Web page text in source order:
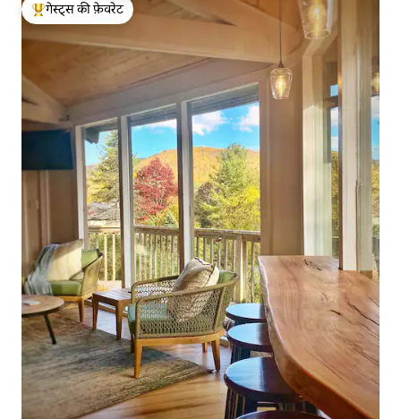
गेस्ट्स का टॉप फ़ेवरेट
गेस्ट्स की फ़ेवरेट